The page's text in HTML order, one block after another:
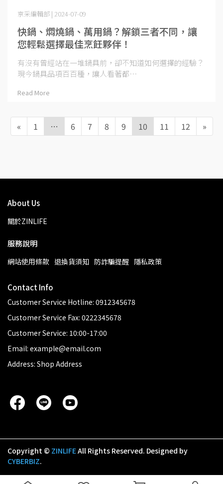
快鍋、燜燒鍋、萬用鍋？解鎖三者不同，讓
您輕鬆選擇最佳烹飪夥伴！
京采編輯部 | 2024-07-09
有沒有曾經站在一堆鍋具前，卻不知道如何選擇的經驗？
現今鍋具品項百百種，讓人看著都⋯
Read More
« 1 … 6 7 8 9 10 11 12 »
About Us
關於ZINLIFE
服務說明
網站使用條款 退換貨須知 防詐騙提醒 隱私政策
Contact Info
Customer Service Hotline: 0912345678
Customer Service Fax: 0222345678
Customer Service: 10:00-17:00
Email: example@email.com
Address: Shop Address
Copyright © ZINLIFEAll Rights Reserved. Designed by
CYBERBIZ.